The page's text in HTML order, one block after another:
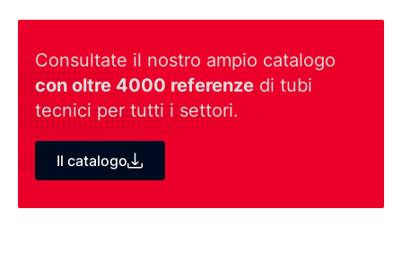
Consultate il nostro ampio catalogo
con oltre 4000 referenze di tubi
tecnici per tutti i settori.
Il catalogo